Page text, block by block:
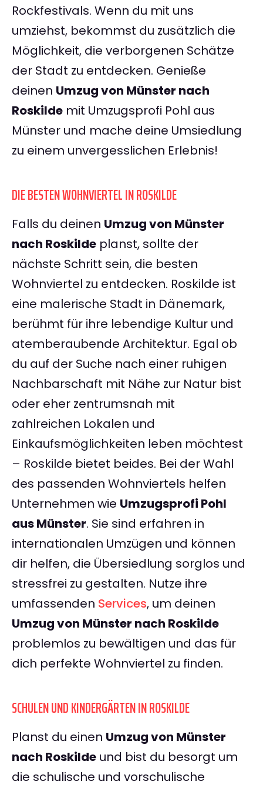
Rockfestivals. Wenn du mit uns
umziehst, bekommst du zusätzlich die
Möglichkeit, die verborgenen Schätze
der Stadt zu entdecken. Genieße
deinen Umzug von Münster nach
Roskilde mit Umzugsprofi Pohl aus
Münster und mache deine Umsiedlung
zu einem unvergesslichen Erlebnis!
DIE BESTEN WOHNVIERTEL IN ROSKILDE
Falls du deinen Umzug von Münster
nach Roskilde planst, sollte der
nächste Schritt sein, die besten
Wohnviertel zu entdecken. Roskilde ist
eine malerische Stadt in Dänemark,
berühmt für ihre lebendige Kultur und
atemberaubende Architektur. Egal ob
du auf der Suche nach einer ruhigen
Nachbarschaft mit Nähe zur Natur bist
oder eher zentrumsnah mit
zahlreichen Lokalen und
Einkaufsmöglichkeiten leben möchtest
– Roskilde bietet beides. Bei der Wahl
des passenden Wohnviertels helfen
Unternehmen wie Umzugsprofi Pohl
aus Münster. Sie sind erfahren in
internationalen Umzügen und können
dir helfen, die Übersiedlung sorglos und
stressfrei zu gestalten. Nutze ihre
umfassenden Services, um deinen
Umzug von Münster nach Roskilde
problemlos zu bewältigen und das für
dich perfekte Wohnviertel zu finden.
SCHULEN UND KINDERGÄRTEN IN ROSKILDE
Planst du einen Umzug von Münster
nach Roskilde und bist du besorgt um
die schulische und vorschulische